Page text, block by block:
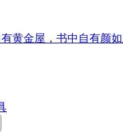
黄金屋，书中自有颜如